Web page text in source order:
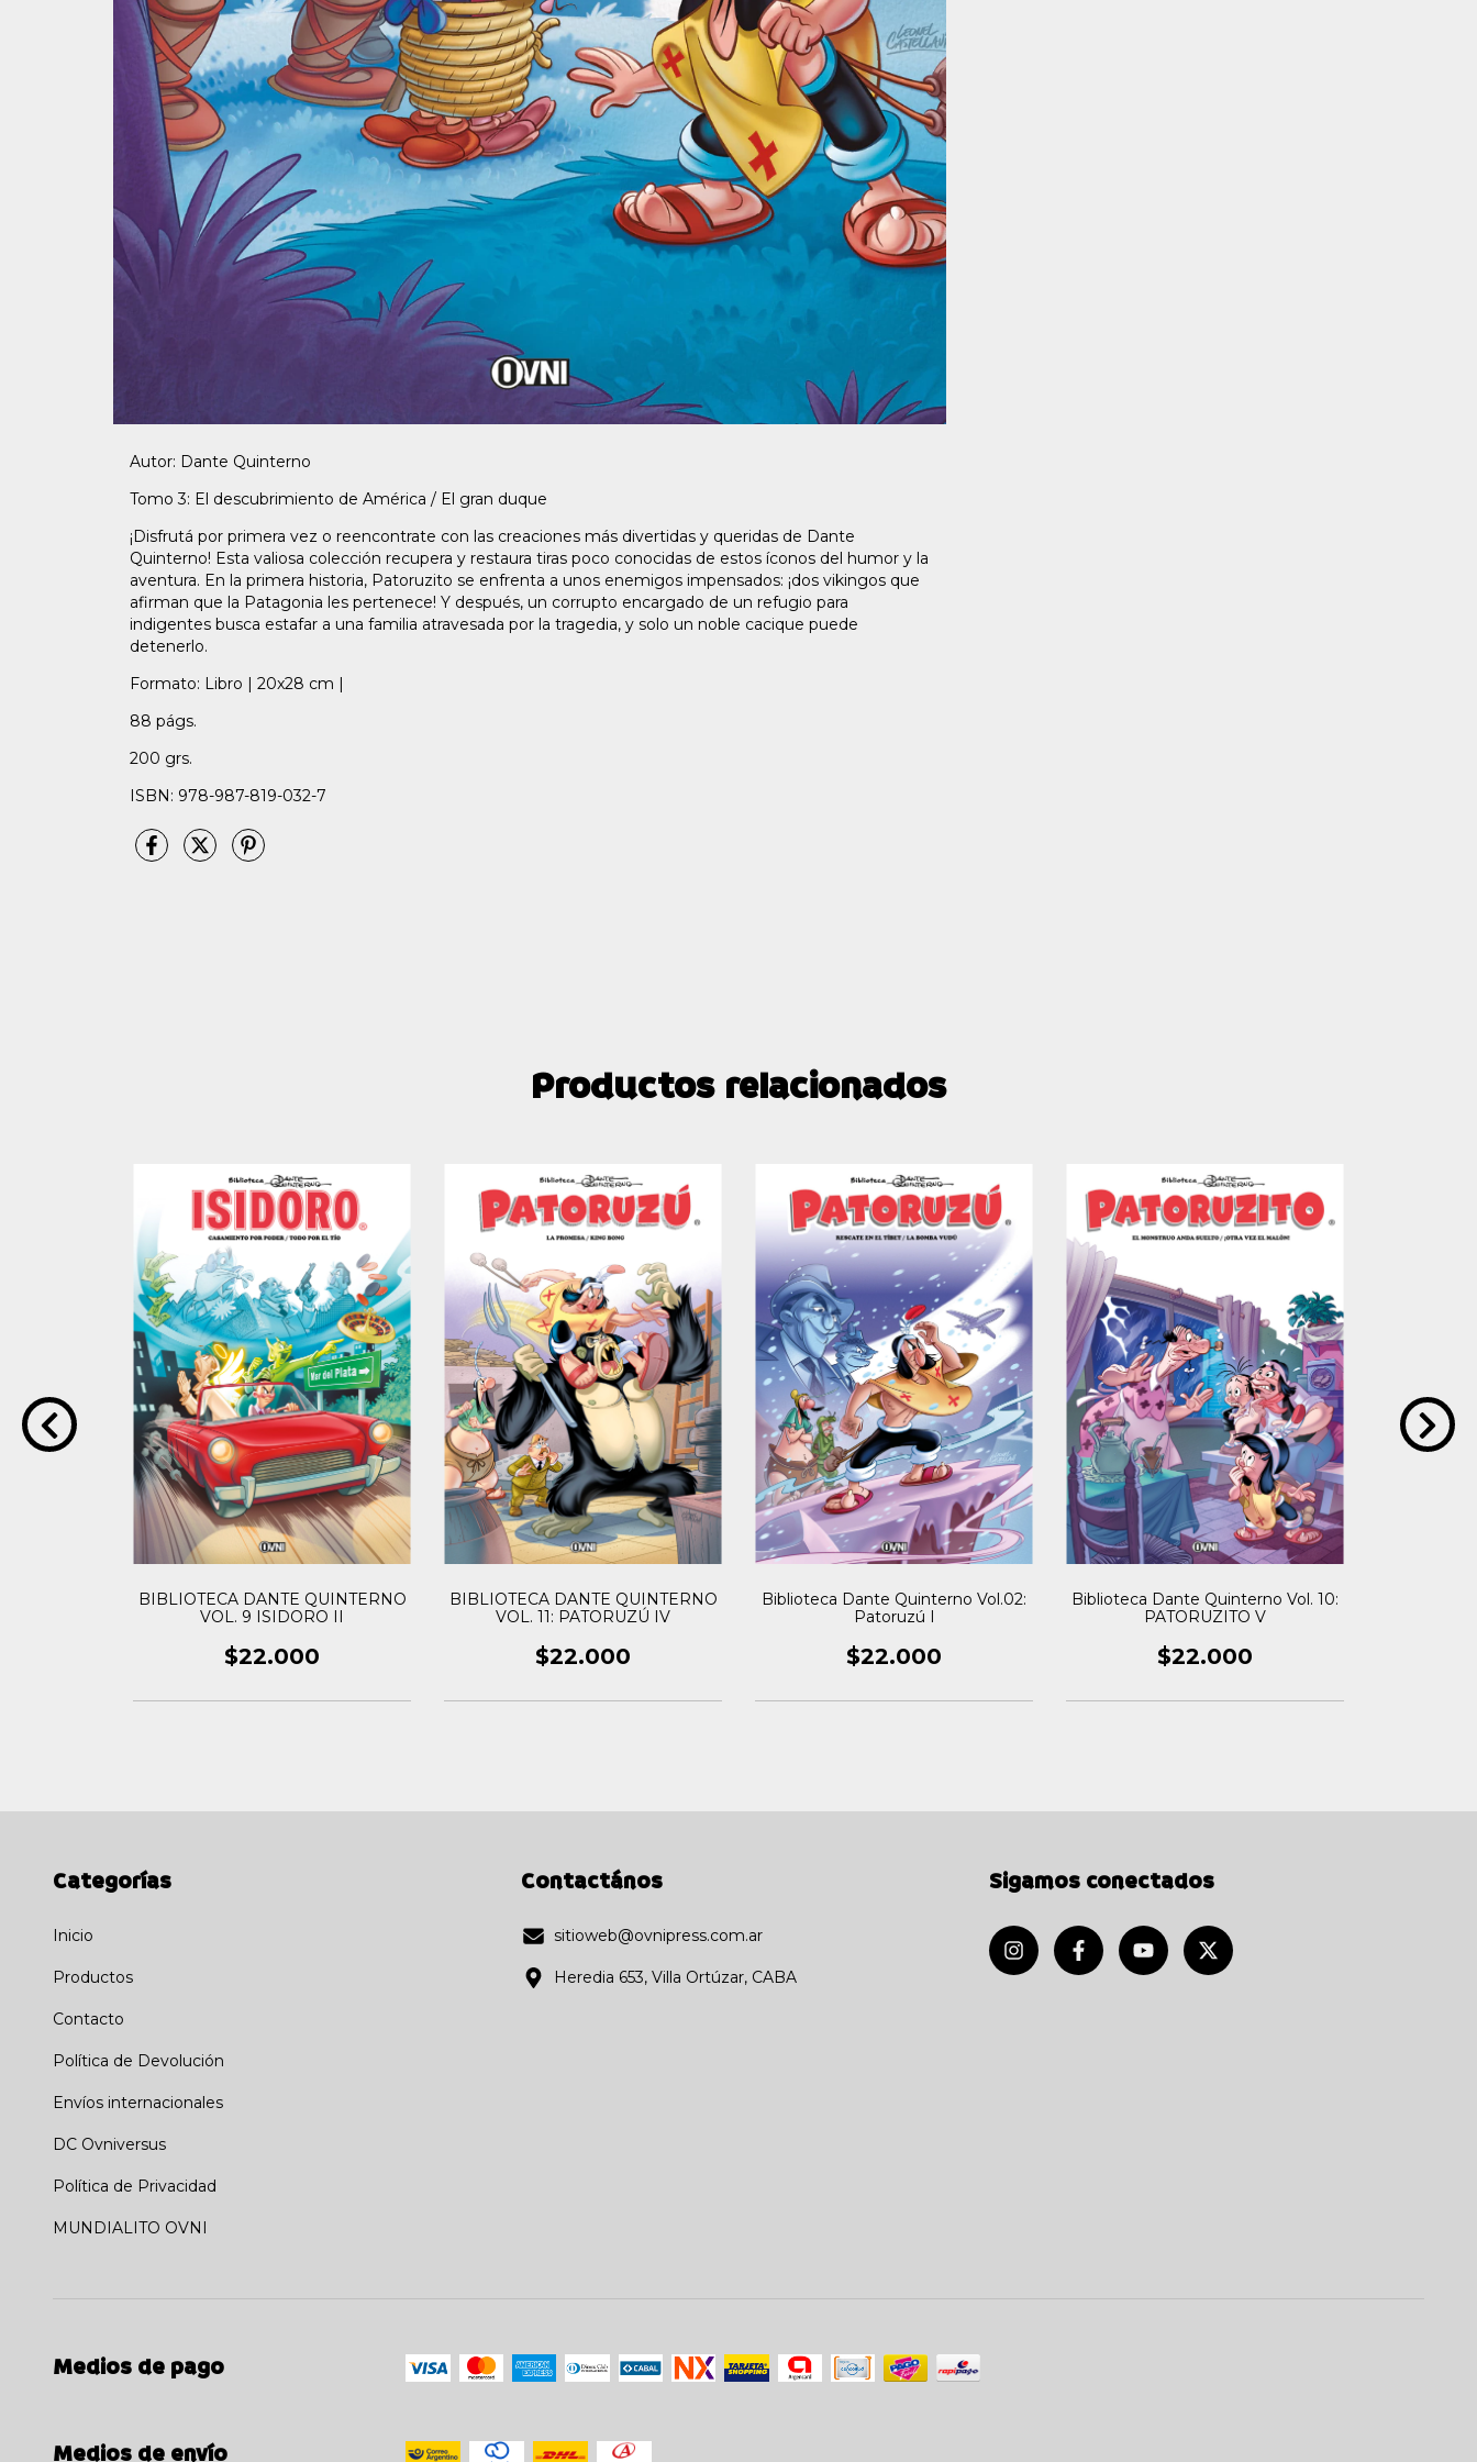
Autor: Dante Quinterno
Tomo 3: El descubrimiento de América / El gran duque
¡Disfrutá por primera vez o reencontrate con las creaciones más divertidas y queridas de Dante
Quinterno! Esta valiosa colección recupera y restaura tiras poco conocidas de estos íconos del humor y la
aventura. En la primera historia, Patoruzito se enfrenta a unos enemigos impensados: ¡dos vikingos que
afirman que la Patagonia les pertenece! Y después, un corrupto encargado de un refugio para
indigentes busca estafar a una familia atravesada por la tragedia, y solo un noble cacique puede
detenerlo.
Formato: Libro | 20x28 cm |
88 págs.
200 grs.
ISBN: 978-987-819-032-7
Productos relacionados
BIBLIOTECA DANTE QUINTERNO
VOL. 9 ISIDORO II
$22.000
BIBLIOTECA DANTE QUINTERNO
VOL. 11: PATORUZÚ IV
$22.000
Biblioteca Dante Quinterno Vol.02:
Patoruzú I
$22.000
Biblioteca Dante Quinterno Vol. 10:
PATORUZITO V
$22.000
Categorías
Inicio
Productos
Contacto
Política de Devolución
Envíos internacionales
DC Ovniversus
Política de Privacidad
MUNDIALITO OVNI
Contactános
sitioweb@ovnipress.com.ar
Heredia 653, Villa Ortúzar, CABA
Sigamos conectados
Medios de pago
Medios de envío